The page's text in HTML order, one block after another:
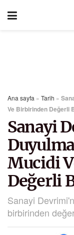
Ana sayfa » Tarih »
Ve Birbirinden Değerli
Sanayi
Mucidi
Değerli
Sanayi
birbirinden